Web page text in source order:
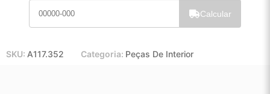
Calcular
SKU: A117.352 Categoria: Peças De Interior